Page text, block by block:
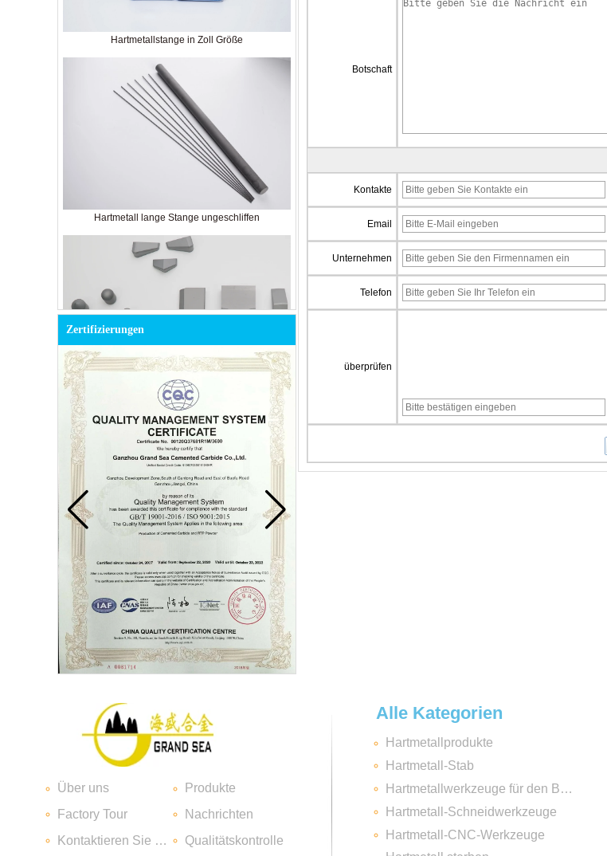
Hartmetallstange in Zoll Größe
Hartmetall lange Stange ungeschliffen
Hartmetallknopf für den Bergbau
Hartmetallklinge
Hartmetalleinsatzspitzen
Zertifizierungen
Botschaft
Kontakte
Email
Unternehmen
Telefon
überprüfen
Über uns
Produkte
Factory Tour
Nachrichten
Kontaktieren Sie uns
Qualitätskontrolle
Alle Kategorien
Hartmetallprodukte
Hartmetall-Stab
Hartmetallwerkzeuge für den Bergbau
Hartmetall-Schneidwerkzeuge
Hartmetall-CNC-Werkzeuge